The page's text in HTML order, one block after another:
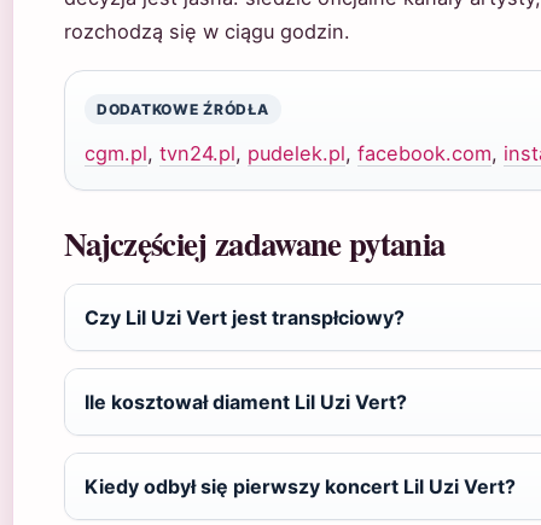
rozchodzą się w ciągu godzin.
DODATKOWE ŹRÓDŁA
cgm.pl, tvn24.pl, pudelek.pl, facebook.com,
Najczęściej zadawane pytania
Czy Lil Uzi Vert jest transpłciowy?
Ile kosztował diament Lil Uzi Vert?
Kiedy odbył się pierwszy koncert Lil Uzi Vert?